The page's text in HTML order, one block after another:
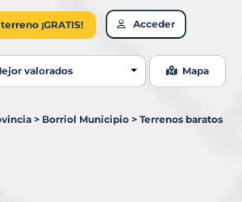
¡GRATIS! Acceder
resultados
valorados Mapa
> Borriol Municipio > Terrenos baratos